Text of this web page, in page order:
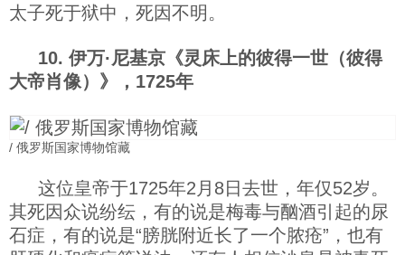
太子死于狱中，死因不明。
10. 伊万·尼基京《灵床上的彼得一世（彼得
大帝肖像）》，1725年
/ 俄罗斯国家博物馆藏
这位皇帝于1725年2月8日去世，年仅52岁。
其死因众说纷纭，有的说是梅毒与酗酒引起的尿
石症，有的说是“膀胱附近长了一个脓疮”，也有